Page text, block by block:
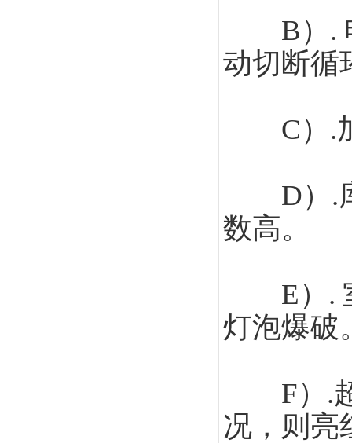
B）. 电
动切断循
C）.加
D）.库
数高。
E）. 室
灯泡爆破
F）.超
况，则亮